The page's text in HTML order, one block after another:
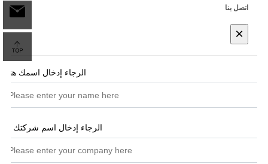
اتصل بنا
×
الرجاء إدخال اسمك هنا
الرجاء إدخال اسم شركتك هنا